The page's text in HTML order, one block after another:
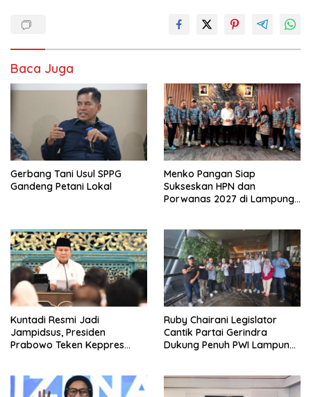
Baca Juga
Gerbang Tani Usul SPPG
Gandeng Petani Lokal
Menko Pangan Siap
Sukseskan HPN dan
Porwanas 2027 di Lampung,
Kuntadi Resmi Jadi
Jampidsus, Presiden
Prabowo Teken Keppres
Ruby Chairani Legislator
Cantik Partai Gerindra
Dukung Penuh PWI Lampung